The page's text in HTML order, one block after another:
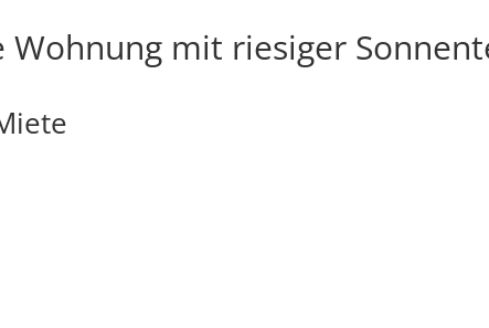
Wohnung mit riesiger